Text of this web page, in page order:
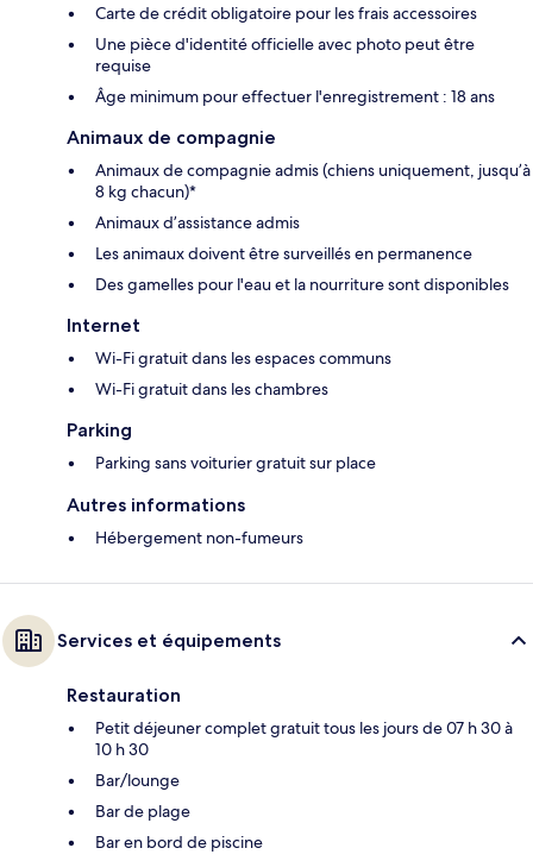
Carte de crédit obligatoire pour les frais accessoires
Une pièce d'identité officielle avec photo peut être
requise
Âge minimum pour effectuer l'enregistrement : 18 ans
Animaux de compagnie
Animaux de compagnie admis (chiens uniquement, jusqu’à
8 kg chacun)*
Animaux d’assistance admis
Les animaux doivent être surveillés en permanence
Des gamelles pour l'eau et la nourriture sont disponibles
Internet
Wi-Fi gratuit dans les espaces communs
Wi-Fi gratuit dans les chambres
Parking
Parking sans voiturier gratuit sur place
Autres informations
Hébergement non-fumeurs
Services et équipements
Restauration
Petit déjeuner complet gratuit tous les jours de 07 h 30 à
10 h 30
Bar/lounge
Bar de plage
Bar en bord de piscine